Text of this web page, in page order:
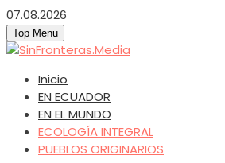
Skip
to
content
07.08.2026
Top Menu
Inicio
EN ECUADOR
EN EL MUNDO
ECOLOGÍA INTEGRAL
PUEBLOS ORIGINARIOS